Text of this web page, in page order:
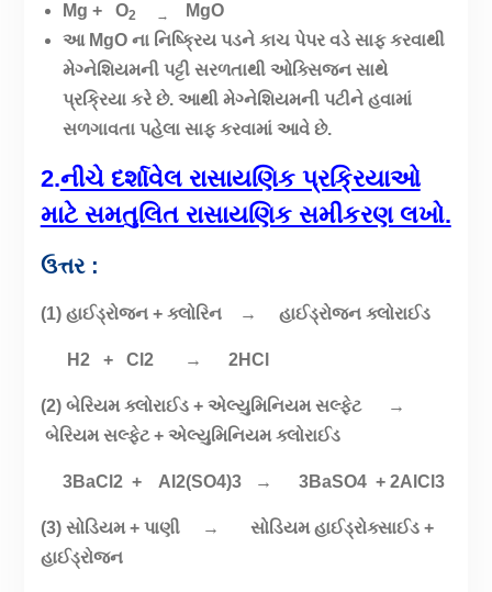
Mg + O2→
MgO
આ MgO ના નિષ્ક્રિય પડને કાચ પેપર વડે સાફ કરવાથી
મેગ્નેશિયમની પટ્ટી સરળતાથી ઓક્સિજન સાથે
પ્રક્રિયા કરે છે. આથી મેગ્નેશિયમની પટીને હવામાં
સળગાવતા પહેલા સાફ કરવામાં આવે છે.
2.નીચે દર્શાવેલ રાસાયણિક પ્રક્રિયાઓ
માટે સમતુલિત રાસાયણિક સમીકરણ લખો.
ઉત્તર :
(1) હાઈડ્રોજન + ક્લોરિન → હાઈડ્રોજન ક્લોરાઈડ
H2 + Cl2 → 2HCl
(2) બેરિયમ ક્લોરાઈડ + એલ્યુમિનિયમ સલ્ફેટ →
બેરિયમ સલ્ફેટ + એલ્યુમિનિયમ ક્લોરાઈડ
3BaCl2 + Al2(SO4)3 → 3BaSO4 + 2AlCl3
(3) સોડિયમ + પાણી → સોડિયમ હાઈડ્રોક્સાઈડ +
હાઈડ્રોજન